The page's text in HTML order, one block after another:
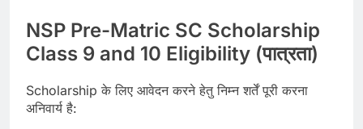
NSP Pre-Matric SC Scholarship
Class 9 and 10 Eligibility (पात्रता)
Scholarship के लिए आवेदन करने हेतु निम्न शर्तें पूरी करना
अनिवार्य है: